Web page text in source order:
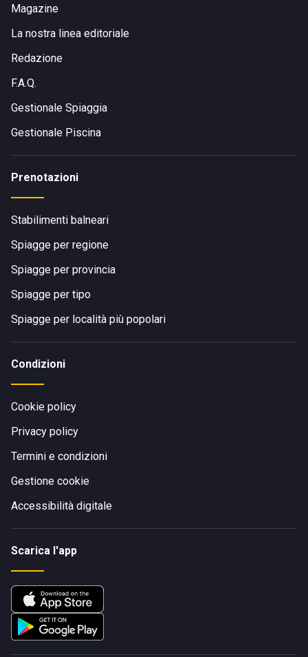
Magazine
La nostra linea editoriale
Redazione
F.A.Q.
Gestionale Spiaggia
Gestionale Piscina
Prenotazioni
Stabilimenti balneari
Spiagge per regione
Spiagge per provincia
Spiagge per tipo
Spiagge per località più popolari
Condizioni
Cookie policy
Privacy policy
Termini e condizioni
Gestione cookie
Accessibilità digitale
Scarica l'app